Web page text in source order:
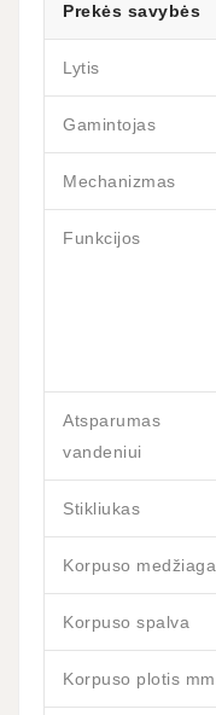
Prekės savybės
Lytis
Gamintojas
Mechanizmas
Funkcijos
Atsparumas
vandeniui
Stikliukas
Korpuso medžiaga
Korpuso spalva
Korpuso plotis mm